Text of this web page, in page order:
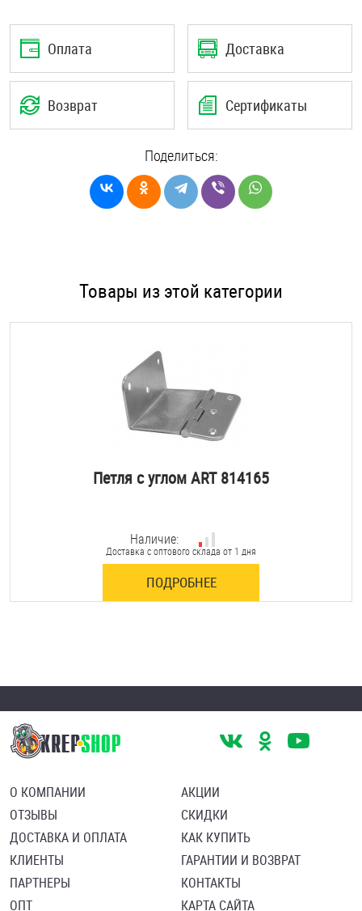
Оплата Доставка
Возврат Сертификаты
Поделиться:
Товары из этой категории
Петля с углом ART 814165
Наличие:
Доставка с оптового склада от 1 дня
ПОДРОБНЕЕ
О КОМПАНИИ
ОТЗЫВЫ
ДОСТАВКА И ОПЛАТА
КЛИЕНТЫ
ПАРТНЕРЫ
ОПТ
АКЦИИ
СКИДКИ
КАК КУПИТЬ
ГАРАНТИИ И ВОЗВРАТ
КОНТАКТЫ
КАРТА САЙТА